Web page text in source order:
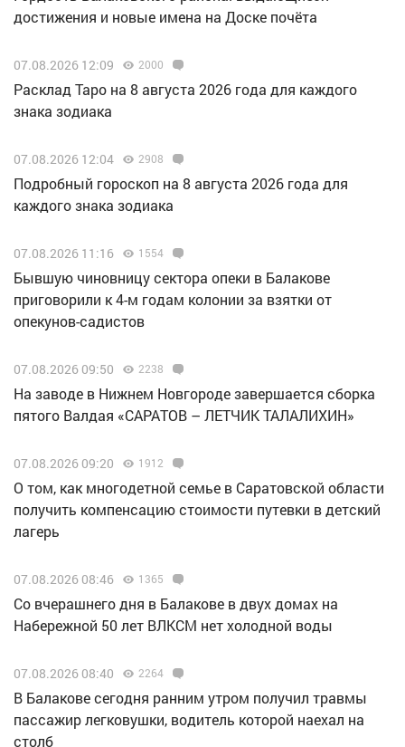
достижения и новые имена на Доске почёта
07.08.2026 12:09 2000
Расклад Таро на 8 августа 2026 года для каждого
знака зодиака
07.08.2026 12:04 2908
Подробный гороскоп на 8 августа 2026 года для
каждого знака зодиака
07.08.2026 11:16 1554
Бывшую чиновницу сектора опеки в Балакове
приговорили к 4-м годам колонии за взятки от
опекунов-садистов
07.08.2026 09:50 2238
Н️а заводе в Нижнем Новгороде завершается сборка
пятого Валдая «САРАТОВ – ЛЕТЧИК ТАЛАЛИХИН»
07.08.2026 09:20 1912
О том, как многодетной семье в Саратовской области
получить компенсацию стоимости путевки в детский
лагерь
07.08.2026 08:46 1365
Со вчерашнего дня в Балакове в двух домах на
Набережной 50 лет ВЛКСМ нет холодной воды
07.08.2026 08:40 2264
В Балакове сегодня ранним утром получил травмы
пассажир легковушки, водитель которой наехал на
столб